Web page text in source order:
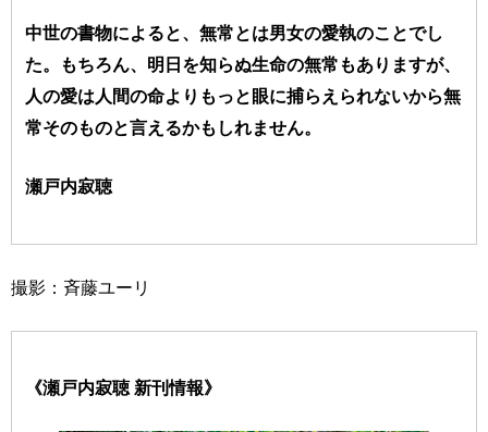
中世の書物によると、無常とは男女の愛執のことでし
た。もちろん、明日を知らぬ生命の無常もありますが、
人の愛は人間の命よりもっと眼に捕らえられないから無
常そのものと言えるかもしれません。
瀬戸内寂聴
撮影：斉藤ユーリ
《瀬戸内寂聴 新刊情報》